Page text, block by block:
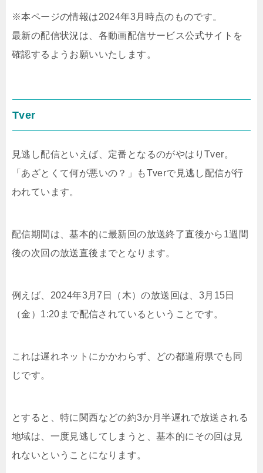
※本ページの情報は2024年3月時点のものです。
最新の配信状況は、各動画配信サービス公式サイトを
確認するようお願いいたします。
Tver
見逃し配信といえば、定番となるのがやはりTver。
「あざとくて何が悪いの？」もTverで見逃し配信が行
われています。
配信期間は、基本的に最新回の放送終了直後から1週間
後の次回の放送直後までとなります。
例えば、2024年3月7日（木）の放送回は、3月15日
（金）1:20まで配信されているということです。
これは遅れネットにかかわらず、どの都道府県でも同
じです。
とすると、特に関西などの約3か月半遅れで放送される
地域は、一度見逃してしまうと、基本的にその回は見
れないということになります。